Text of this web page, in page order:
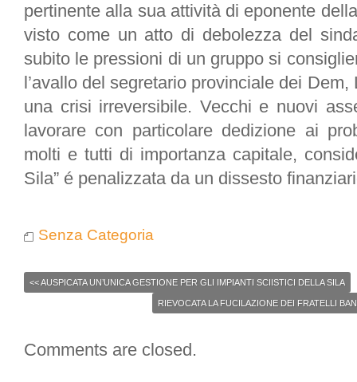
pertinente alla sua attività di eponente
visto come un atto di debolezza del
subito le pressioni di un gruppo si
l’avallo del segretario provinciale dei
una crisi irreversibile. Vecchi e nuovi
lavorare con particolare dedizione ai
molti e tutti di importanza capitale,
Sila” é penalizzata da un dissesto
Senza Categoria
<<AUSPICATA UN’UNICA GESTIONE PER GLI IMPIANTI SCIISTICI DELLA SILA
RIEVOCATA LA FUCILAZIONE DEI FRATELLI
Comments are closed.